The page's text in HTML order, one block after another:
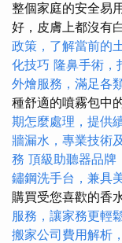
整個家庭的安全易
好，皮膚上都沒有
政策，了解當前的
化技巧 隆鼻手術，
外燴服務，滿足各
種舒適的噴霧包中
期怎麼處理，提供
牆漏水，專業技術
務 頂級助聽器品牌
鏽鋼洗手台，兼具
購買受您喜歡的香
服務，讓家務更輕
搬家公司費用解析